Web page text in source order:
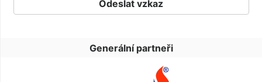
Generální partneři